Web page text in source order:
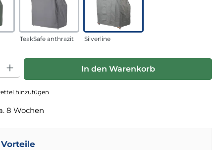
TeakSafe anthrazit Silverline
Gib den gewünschten Wert ein oder benutze die
In den Warenkorb
hinzufügen
8 Wochen